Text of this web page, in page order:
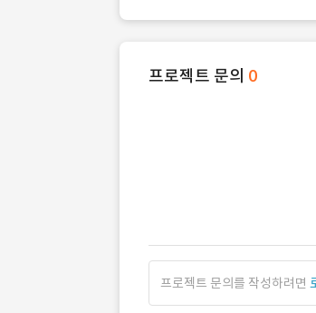
프로젝트 문의 0
프로젝트 문의를 작성하려면